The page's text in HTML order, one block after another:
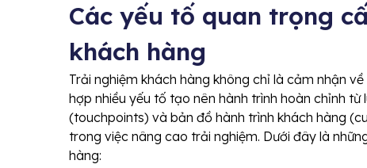
Các yếu tố quan trọng
khách hàng
Trải nghiệm khách hàng không chỉ là cảm nhận
hợp nhiều yếu tố tạo nên hành trình hoàn chỉnh
(touchpoints) và bản đồ hành trình khách hàng
trong việc nâng cao trải nghiệm. Dưới đây là
hàng: